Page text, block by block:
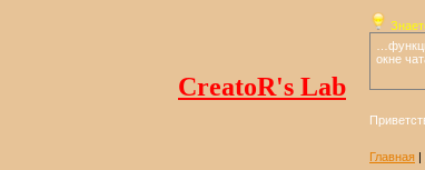
CreatoR's Lab
окне
Главная |